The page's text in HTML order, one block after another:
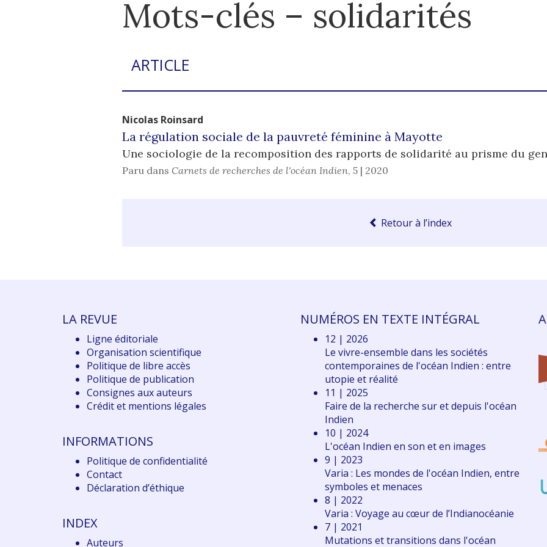
Mots-clés – solidarités
ARTICLE
Nicolas Roinsard
La régulation sociale de la pauvreté féminine à Mayotte
Une sociologie de la recomposition des rapports de solidarité au prisme du
Paru dans Carnets de recherches de l'océan Indien, 5 | 2020
Retour à l’index
LA REVUE
Ligne éditoriale
Organisation scientifique
Politique de libre accès
Politique de publication
Consignes aux auteurs
Crédit et mentions légales
INFORMATIONS
Politique de confidentialité
Contact
Déclaration d’éthique
INDEX
Auteurs
NUMÉROS EN TEXTE INTÉGRAL
12 | 2026
Le vivre-ensemble dans les sociétés
contemporaines de l'océan Indien : entre
utopie et réalité
11 | 2025
Faire de la recherche sur et depuis l'océan
Indien
10 | 2024
L'océan Indien en son et en images
9 | 2023
Varia : Les mondes de l'océan Indien, entre
symboles et menaces
8 | 2022
Varia : Voyage au cœur de l’Indianocéanie
7 | 2021
Mutations et transitions dans l'océan